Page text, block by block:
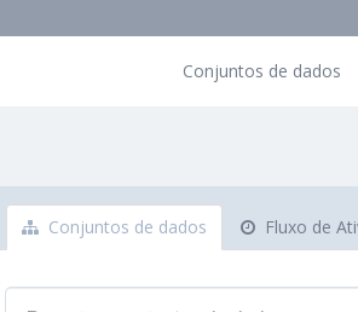
Conjuntos de dados
Conjuntos de dados Fluxo de